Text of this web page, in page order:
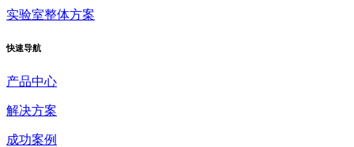
实验室整体方案
快速导航
产品中心
解决方案
成功案例